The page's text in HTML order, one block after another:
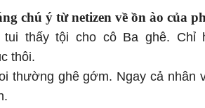
chú ý từ netizen về ồn ào của
thấy tội cho cô Ba ghê. Chỉ
thôi.
thường ghê gớm. Ngay cả nhân